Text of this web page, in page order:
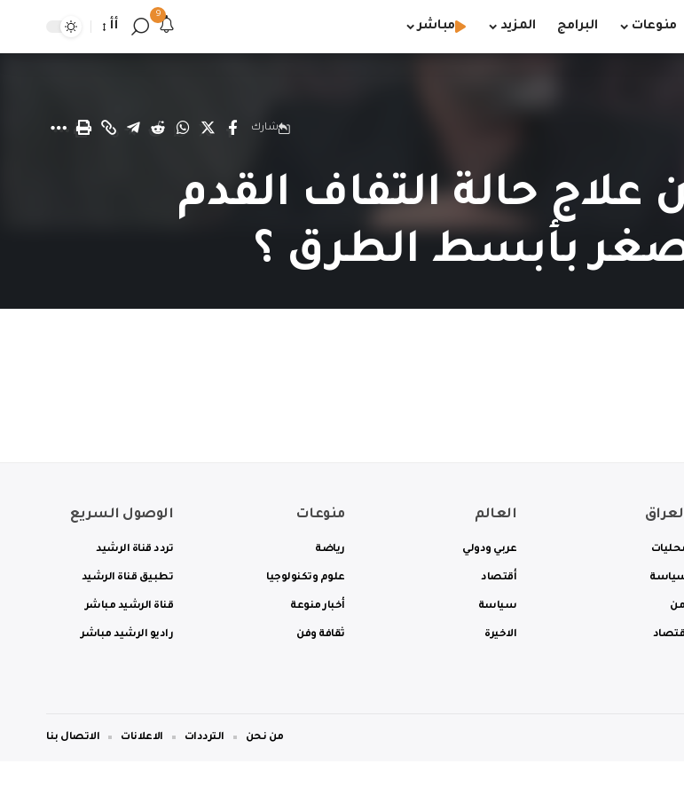
منوعات البرامج المزيد مباشر
9
أأ
شارك
حالة التفاف القدم
بأبسط الطرق ؟
العالم
عربي ودولي
أقتصاد
سياسة
الاخيرة
منوعات
رياضة
علوم وتكنولوجيا
أخبار منوعة
ثقافة وفن
الوصول السريع
تردد قناة الرشيد
تطبيق قناة الرشيد
قناة الرشيد مباشر
راديو الرشيد مباشر
من نحن الترددات الاعلانات الاتصال بنا